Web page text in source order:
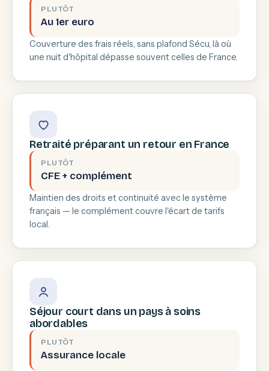
PLUTÔT
Au 1er euro
Couverture des frais réels, sans plafond Sécu, là où
une nuit d'hôpital dépasse souvent celles de France.
Retraité préparant un retour en France
PLUTÔT
CFE + complément
Maintien des droits et continuité avec le système
français — le complément couvre l'écart de tarifs
local.
Séjour court dans un pays à soins
abordables
PLUTÔT
Assurance locale